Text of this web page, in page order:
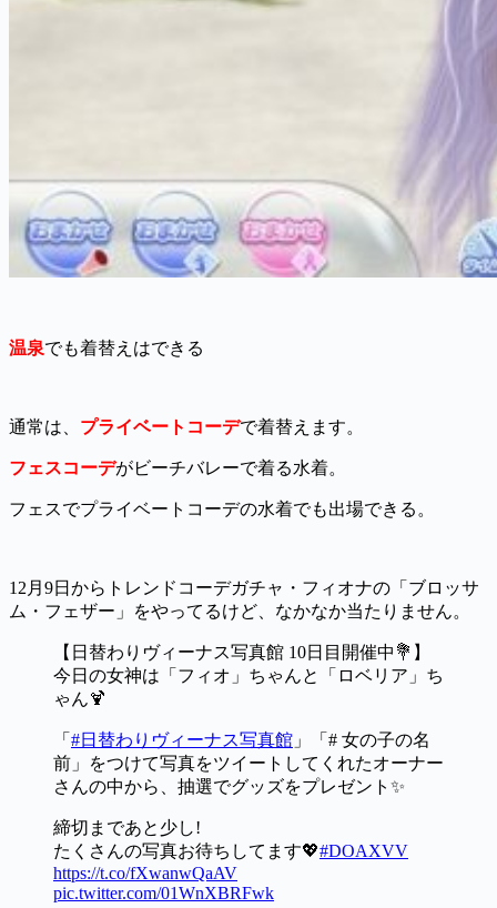
温泉でも着替えはできる
通常は、 プライベートコーデで着替えます。
フェスコーデがビーチバレーで着る水着。
フェスでプライベートコーデの水着でも出場できる。
12月9日からトレンドコーデガチャ・フィオナの「ブロッサ
ム・フェザー」をやってるけど、なかなか当たりません。
【日替わりヴィーナス写真館 10日目開催中💐】
今日の女神は「フィオ」ちゃんと「ロベリア」ち
ゃん🍹
「 #日替わりヴィーナス写真館 」「# 女の子の名
前」をつけて写真をツイートしてくれたオーナー
さんの中から、抽選でグッズをプレゼント✨
締切まであと少し!
たくさんの写真お待ちしてます💖#DOAXVV
https://t.co/fXwanwQaAV
pic.twitter.com/01WnXBRFwk